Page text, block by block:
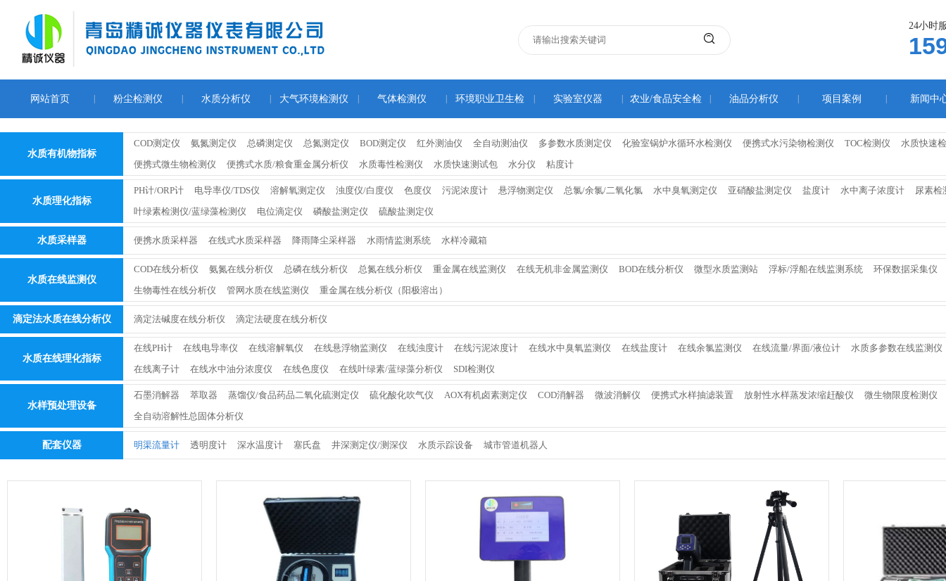
24小时
网站首页 粉尘检测仪 水质分析仪 大气环境检测仪 气体检测仪 环境职业卫生检
测仪
实验室仪器 农业/食品安全检
测仪
油品分析仪 项目案例 新闻中
水质有机物指标
COD测定仪 氨氮测定仪 总磷测定仪 总氮测定仪 BOD测定仪 红外测油仪 全自动测油仪 多参数水质测定仪 化验室锅炉水循环水检测仪 便携式水污染物检测仪 TOC检测仪
水质快速
便携式微生物检测仪
便携式水质/粮食重金属分析仪 水质毒性检测仪 水质快速测试包 水分仪 粘度计
水质理化指标
PH计/ORP计 电导率仪/TDS仪 溶解氧测定仪 浊度仪/白度仪 色度仪 污泥浓度计 悬浮物测定仪 总氯/余氯/二氧化氯 水中臭氧测定仪 亚硝酸盐测定仪 盐度计 水中离子浓度计
尿素检
叶绿素检测仪/蓝绿藻检测仪
电位滴定仪 磷酸盐测定仪 硫酸盐测定仪
水质采样器 便携水质采样器 在线式水质采样器 降雨降尘采样器 水雨情监测系统 水样冷藏箱
水质在线监测仪
COD在线分析仪 氨氮在线分析仪 总磷在线分析仪 总氮在线分析仪 重金属在线监测仪 在线无机非金属监测仪 BOD在线分析仪 微型水质监测站 浮标/浮船在线监测系统
环保数据采集仪
生物毒性在线分析仪
管网水质在线监测仪 重金属在线分析仪（阳极溶出）
滴定法水质在线分析仪 滴定法碱度在线分析仪 滴定法硬度在线分析仪
水质在线理化指标
在线PH计 在线电导率仪 在线溶解氧仪 在线悬浮物监测仪 在线浊度计 在线污泥浓度计 在线水中臭氧监测仪 在线盐度计 在线余氯监测仪 在线流量/界面/液位计
水质多参数在线监测仪
在线离子计
在线水中油分浓度仪 在线色度仪 在线叶绿素/蓝绿藻分析仪 SDI检测仪
水样预处理设备
石墨消解器 萃取器 蒸馏仪/食品药品二氧化硫测定仪 硫化酸化吹气仪 AOX有机卤素测定仪 COD消解器 微波消解仪 便携式水样抽滤装置 放射性水样蒸发浓缩赶酸仪
微生物限度检测仪
全自动溶解性总固体分析仪
配套仪器 明渠流量计 透明度计 深水温度计 塞氏盘 井深测定仪/测深仪 水质示踪设备 城市管道机器人